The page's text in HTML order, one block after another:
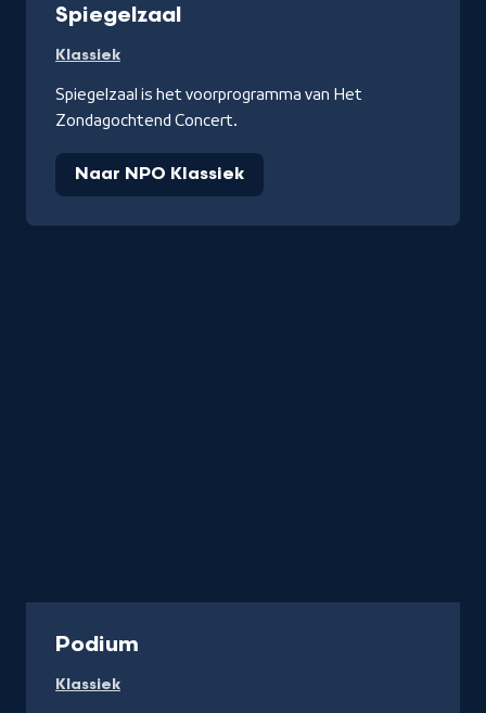
Spiegelzaal
Klassiek
Spiegelzaal is het voorprogramma van Het
Zondagochtend Concert.
Naar NPO Klassiek
Podium
Klassiek